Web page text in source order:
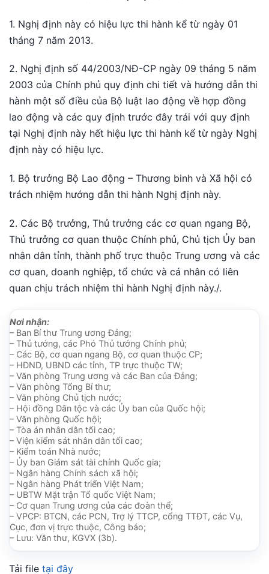
1. Nghị định này có hiệu lực thi hành kể từ ngày 01
tháng 7 năm 2013.
2. Nghị định số 44/2003/NĐ-CP ngày 09 tháng 5 năm
2003 của Chính phủ quy định chi tiết và hướng dẫn thi
hành một số điều của Bộ luật lao động về hợp đồng
lao động và các quy định trước đây trái với quy định
tại Nghị định này hết hiệu lực thi hành kể từ ngày Nghị
định này có hiệu lực.
1. Bộ trưởng Bộ Lao động – Thương binh và Xã hội có
trách nhiệm hướng dẫn thi hành Nghị định này.
2. Các Bộ trưởng, Thủ trưởng các cơ quan ngang Bộ,
Thủ trưởng cơ quan thuộc Chính phủ, Chủ tịch Ủy ban
nhân dân tỉnh, thành phố trực thuộc Trung ương và các
cơ quan, doanh nghiệp, tổ chức và cá nhân có liên
quan chịu trách nhiệm thi hành Nghị định này./.
Nơi nhận:
– Ban Bí thư Trung ương Đảng;
– Thủ tướng, các Phó Thủ tướng Chính phủ;
– Các Bộ, cơ quan ngang Bộ, cơ quan thuộc CP;
– HĐND, UBND các tỉnh, TP trực thuộc TW;
– Văn phòng Trung ương và các Ban của Đảng;
– Văn phòng Tổng Bí thư;
– Văn phòng Chủ tịch nước;
– Hội đồng Dân tộc và các Ủy ban của Quốc hội;
– Văn phòng Quốc hội;
– Tòa án nhân dân tối cao;
– Viện kiểm sát nhân dân tối cao;
– Kiểm toán Nhà nước;
– Ủy ban Giám sát tài chính Quốc gia;
– Ngân hàng Chính sách xã hội;
– Ngân hàng Phát triển Việt Nam;
– UBTW Mặt trận Tổ quốc Việt Nam;
– Cơ quan Trung ương của các đoàn thể;
– VPCP: BTCN, các PCN, Trợ lý TTCP, cổng TTĐT, các Vụ,
Cục, đơn vị trực thuộc, Công báo;
– Lưu: Văn thư, KGVX (3b).
Tải file tại đây